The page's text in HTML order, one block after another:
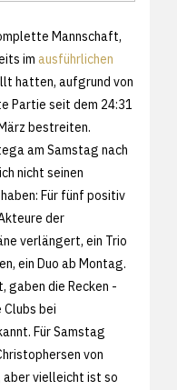
Mannschaft,
im ausführlichen
hatten, aufgrund von
Partie seit dem 24:31
bestreiten.
am Samstag nach
nicht seinen
Für fünf positiv
der
verlängert, ein Trio
ein Duo ab Montag.
gaben die Recken -
Clubs bei
Für Samstag
von
aber vielleicht ist so